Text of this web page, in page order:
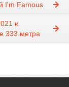
I'm Famous
и
333 метра